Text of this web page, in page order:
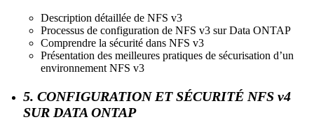
Description détaillée de NFS v3
Processus de configuration de NFS v3 sur Data ONTAP
Comprendre la sécurité dans NFS v3
Présentation des meilleures pratiques de sécurisation d’un
environnement NFS v3
5. CONFIGURATION ET SÉCURITÉ NFS v4
SUR DATA ONTAP